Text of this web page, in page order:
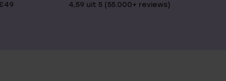
4,59 uit 5 (55.000+ reviews)